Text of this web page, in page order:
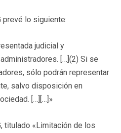
prevé lo siguiente:
judicial y
[…](2) Si se
sólo podrán representar
salvo disposición en
[…][…]»
titulado «Limitación de los